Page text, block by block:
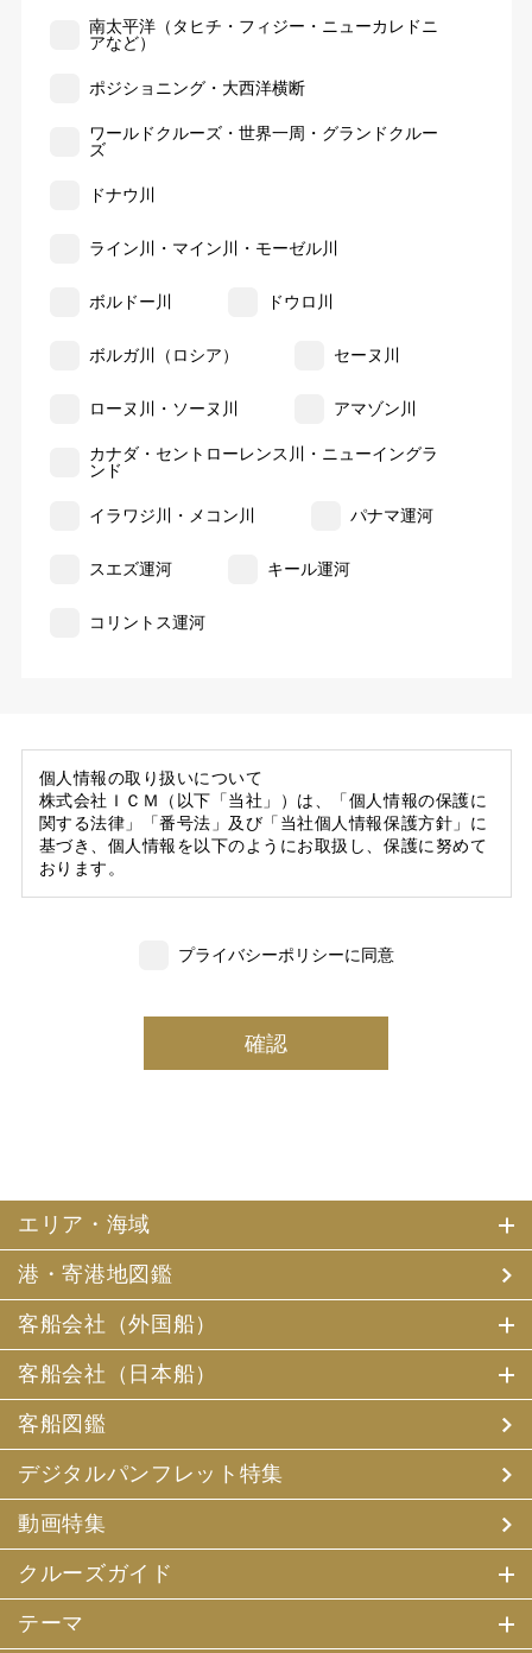
南太平洋（タヒチ・フィジー・ニューカレドニ
アなど）
ポジショニング・大西洋横断
ワールドクルーズ・世界一周・グランドクルー
ズ
ドナウ川
ライン川・マイン川・モーゼル川
ボルドー川 ドウロ川
ボルガ川（ロシア） セーヌ川
ローヌ川・ソーヌ川 アマゾン川
カナダ・セントローレンス川・ニューイングラ
ンド
イラワジ川・メコン川 パナマ運河
スエズ運河 キール運河
コリントス運河
個人情報の取り扱いについて
株式会社ＩＣＭ（以下「当社」）は、「個人情報の保護に
関する法律」「番号法」及び「当社個人情報保護方針」に
基づき、個人情報を以下のようにお取扱し、保護に努めて
おります。
いただいた個人情報の一部を個人データとして保有
(3) 当社は、当社で就業する社員及び社員の扶養親族、及
び当社が支払調書等を作成する継続的契約関係のある個人
います。）は、お客様がご旅行の申込みの際にお申出いた
だいた個人情報についてお客様との連絡のために利用させ
ていただくほか、お客様がお申込みいただいた旅行におい
て運送・宿泊機関等（主要な運送・宿泊機関等について契
約書面に記載されています）の提供する旅行サービスの手
配及びそれらのサービスの受領のための手続、また旅行代
きます。
その他、当社は、
(1) 当社及び当社の提携する企業の商品やサービス、キャ
ンペーンのご案内
(2) 旅行参加後のご意見やご感想の提供のお願い
(3) アンケートのお願い
(4) 特典サービスの提供
(5) 統計資料の作成
にお客様の個人情報を利用させていただくことがありま
す。
個人情報について、本人確認、本人との連絡その他、採
プライバシーポリシーに同意
エリア・海域
港・寄港地図鑑
客船会社（外国船）
客船会社（日本船）
客船図鑑
デジタルパンフレット特集
動画特集
クルーズガイド
テーマ